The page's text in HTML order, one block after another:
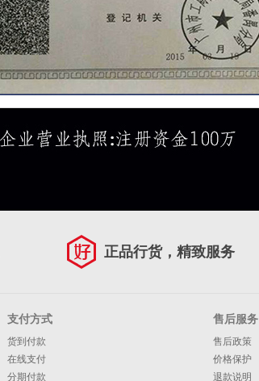
正品行货，精致服务
支付方式
货到付款
在线支付
分期付款
售后服务
售后政策
价格保护
退款说明